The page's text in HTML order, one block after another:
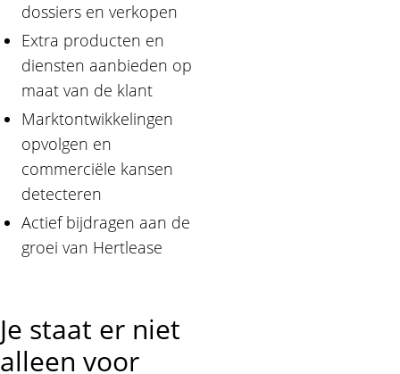
dossiers en verkopen
Extra producten en
diensten aanbieden op
maat van de klant
Marktontwikkelingen
opvolgen en
commerciële kansen
detecteren
Actief bijdragen aan de
groei van Hertlease
Je staat er niet
alleen voor